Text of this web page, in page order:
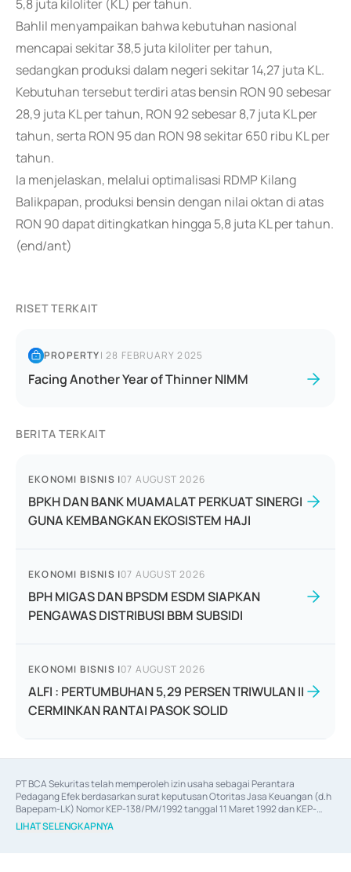
5,8 juta kiloliter (KL) per tahun.
Bahlil menyampaikan bahwa kebutuhan nasional
mencapai sekitar 38,5 juta kiloliter per tahun,
sedangkan produksi dalam negeri sekitar 14,27 juta KL.
Kebutuhan tersebut terdiri atas bensin RON 90 sebesar
28,9 juta KL per tahun, RON 92 sebesar 8,7 juta KL per
tahun, serta RON 95 dan RON 98 sekitar 650 ribu KL per
tahun.
Ia menjelaskan, melalui optimalisasi RDMP Kilang
Balikpapan, produksi bensin dengan nilai oktan di atas
RON 90 dapat ditingkatkan hingga 5,8 juta KL per tahun.
(end/ant)
RISET TERKAIT
PROPERTY|28 FEBRUARY 2025
Facing Another Year of Thinner NIMM
BERITA TERKAIT
EKONOMI BISNIS |07 AUGUST 2026
BPKH DAN BANK MUAMALAT PERKUAT SINERGI
GUNA KEMBANGKAN EKOSISTEM HAJI
EKONOMI BISNIS |07 AUGUST 2026
BPH MIGAS DAN BPSDM ESDM SIAPKAN
PENGAWAS DISTRIBUSI BBM SUBSIDI
EKONOMI BISNIS |07 AUGUST 2026
ALFI : PERTUMBUHAN 5,29 PERSEN TRIWULAN II
CERMINKAN RANTAI PASOK SOLID
PT BCA Sekuritas telah memperoleh izin usaha sebagai Perantara
Pedagang Efek berdasarkan surat keputusan Otoritas Jasa Keuangan (d.h
Bapepam-LK) Nomor KEP-138/PM/1992 tanggal 11 Maret 1992 dan KEP-
06/D.04/2014 tanggal 28 Februari 2014, izin usaha sebagai Penjamin Emisi
Efek berdasarkan surat keputusan Otoritas Jasa Keuangan Nomor KEP-
LIHAT SELENGKAPNYA